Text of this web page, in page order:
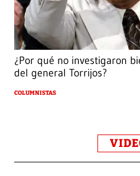
¿Por qué no investigaron
del general Torrijos?
COLUMNISTAS